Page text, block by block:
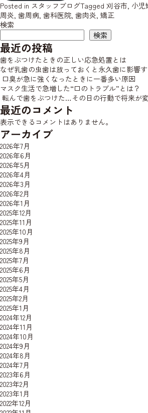
Posted in スタッフブログTagged 刈谷市, 小児
周炎, 歯周病, 歯科医院, 歯肉炎, 矯正
検索
検索
最近の投稿
歯をぶつけたときの正しい応急処置とは
なぜ乳歯の虫歯は放っておくと永久歯に影響
口臭が急に強くなったときに一番多い原因
マスク生活で急増した“口のトラブル”とは？
転んで歯をぶつけた…その日の行動で将来が
最近のコメント
表示できるコメントはありません。
アーカイブ
2026年7月
2026年6月
2026年5月
2026年4月
2026年3月
2026年2月
2026年1月
2025年12月
2025年11月
2025年10月
2025年9月
2025年8月
2025年7月
2025年6月
2025年5月
2025年4月
2025年2月
2025年1月
2024年12月
2024年11月
2024年10月
2024年9月
2024年8月
2024年7月
2023年6月
2023年2月
2023年1月
2022年12月